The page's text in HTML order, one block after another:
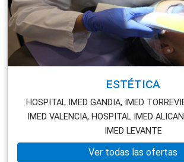
ESTÉTICA
HOSPITAL IMED GANDIA, IMED
IMED VALENCIA, HOSPITAL IMED
IMED LEVANTE
Ver todas las ofertas